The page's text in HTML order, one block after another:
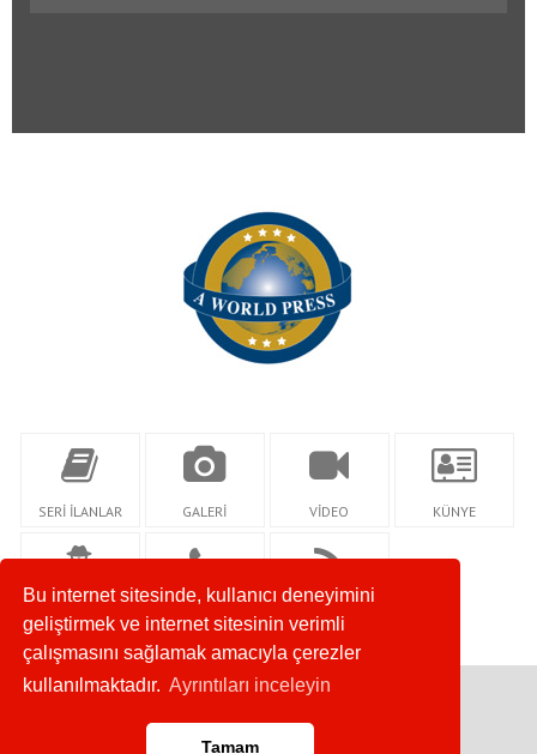
Bu internet sitesinde, kullanıcı deneyimini
geliştirmek ve internet sitesinin verimli
çalışmasını sağlamak amacıyla çerezler
kullanılmaktadır. Ayrıntıları inceleyin
Tamam
SERİ İLANLAR GALERİ VİDEO KÜNYE
RSS